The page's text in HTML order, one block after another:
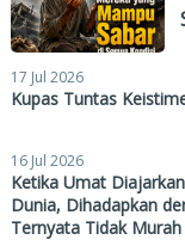
17 Jul 2026
Kupas Tuntas
16 Jul 2026
Ketika Umat
Dunia, Dihadapkan
Ternyata Tidak Murah